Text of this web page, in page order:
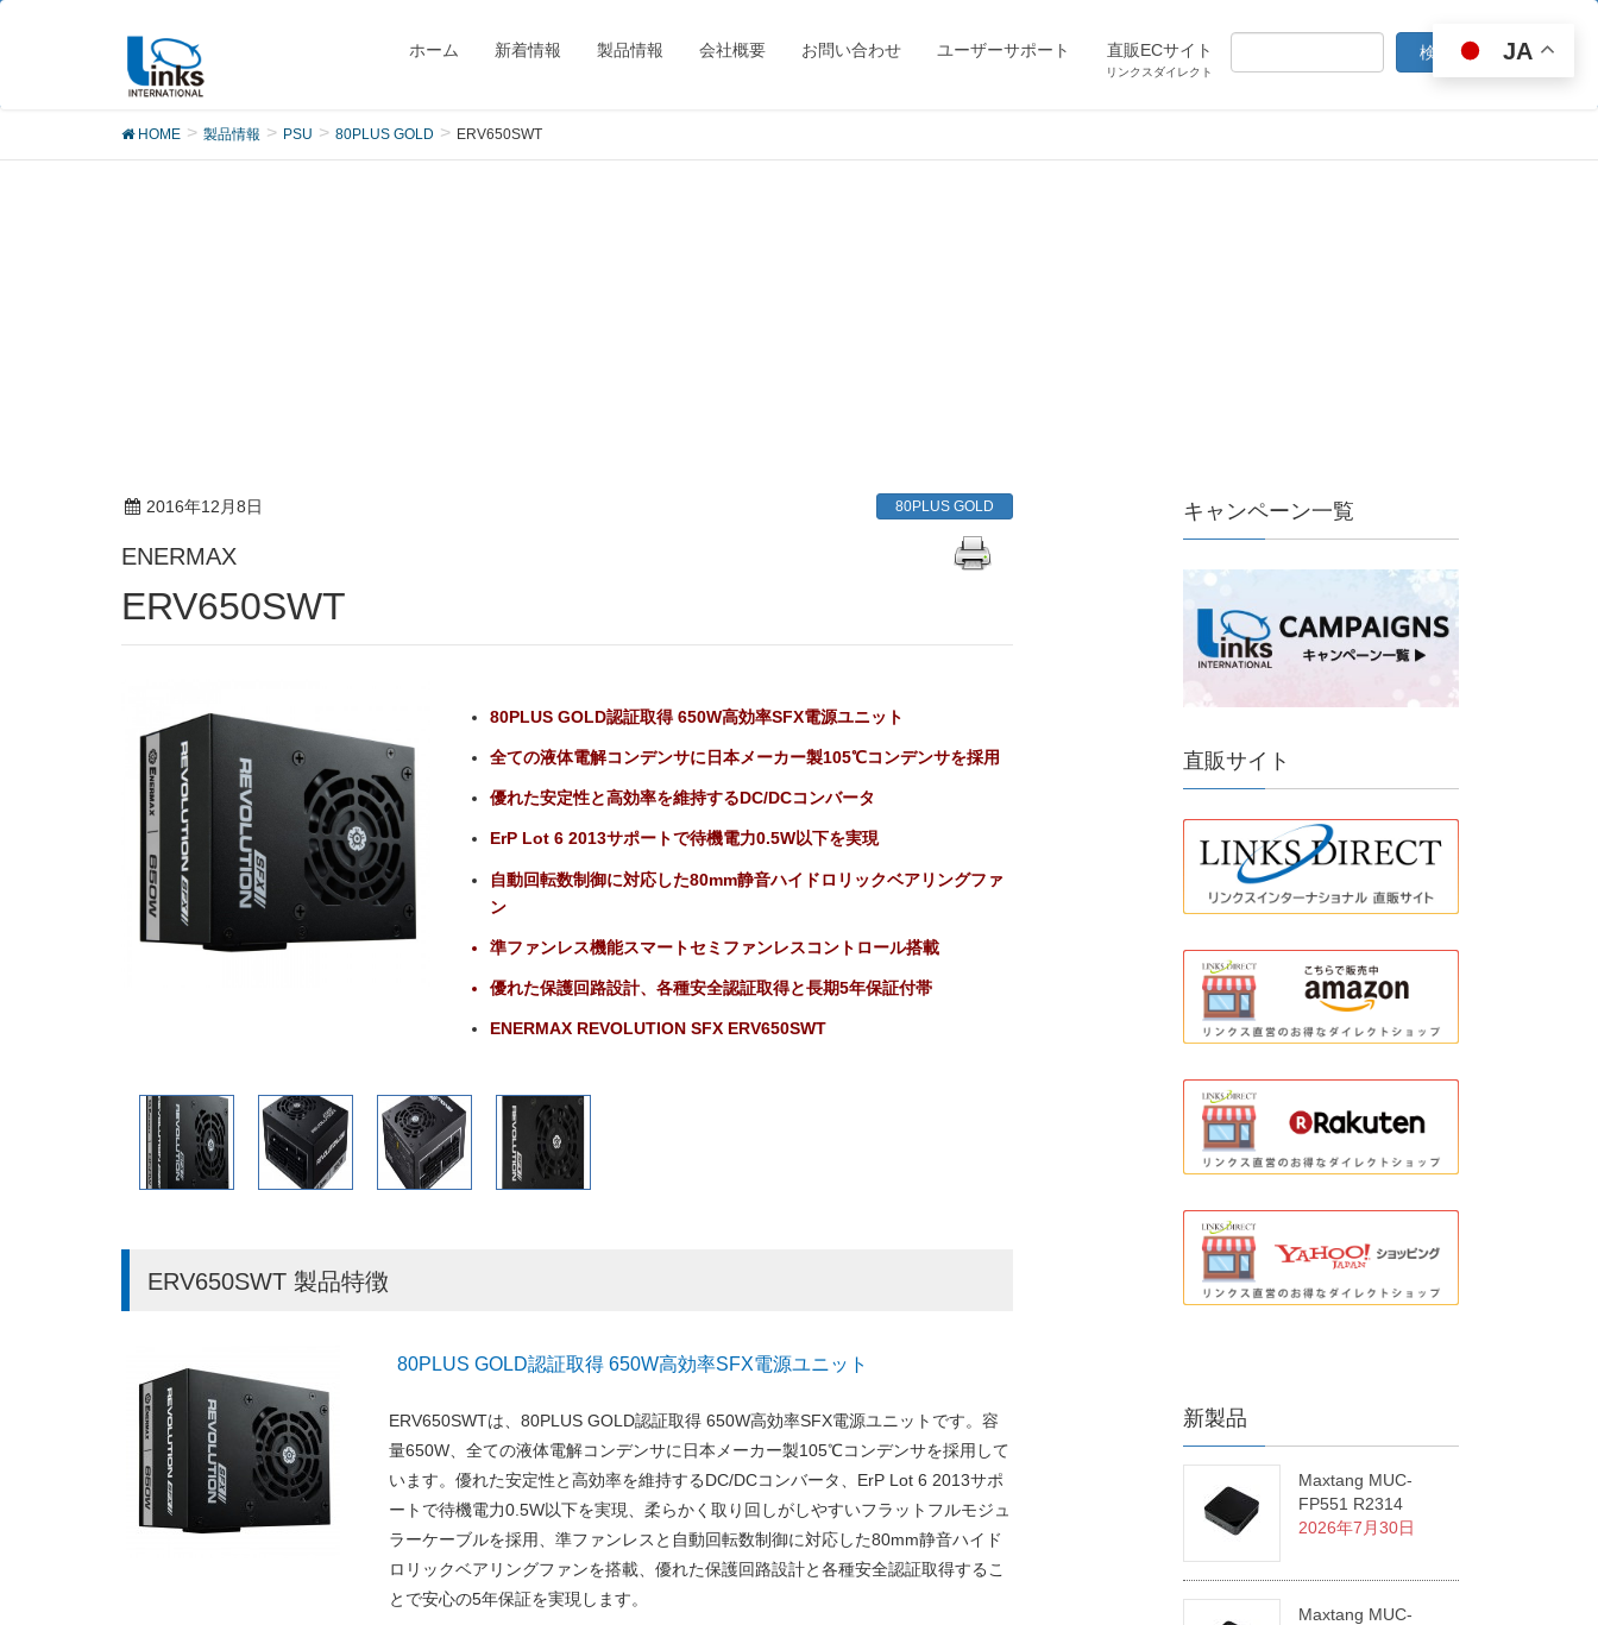
ホーム 新着情報 製品情報 会社概要 お問い合わせ ユーザーサポート 直販ECサイト
リンクスダイレクト
製品
HOME 製品情報 PSU 80PLUS GOLD ERV650SWT
2016年12月8日 80PLUS GOLD
ENERMAX
ERV650SWT
80PLUS GOLD認証取得 650W高効率SFX電源ユニット
全ての液体電解コンデンサに日本メーカー製105℃コンデンサを採用
優れた安定性と高効率を維持するDC/DCコンバータ
ErP Lot 6 2013サポートで待機電力0.5W以下を実現
自動回転数制御に対応した80mm静音ハイドロリックベアリングファ
ン
準ファンレス機能スマートセミファンレスコントロール搭載
優れた保護回路設計、各種安全認証取得と長期5年保証付帯
ENERMAX REVOLUTION SFX ERV650SWT
ERV650SWT 製品特徴
80PLUS GOLD認証取得 650W高効率SFX電源ユニット
ERV650SWTは、80PLUS GOLD認証取得 650W高効率SFX電源ユニットです。容
量650W、全ての液体電解コンデンサに日本メーカー製105℃コンデンサを採用して
います。優れた安定性と高効率を維持するDC/DCコンバータ、ErP Lot 6 2013サポ
ートで待機電力0.5W以下を実現、柔らかく取り回しがしやすいフラットフルモジュ
ラーケーブルを採用、準ファンレスと自動回転数制御に対応した80mm静音ハイド
ロリックベアリングファンを搭載、優れた保護回路設計と各種安全認証取得するこ
とで安心の5年保証を実現します。
キャンペーン一覧
直販サイト
新製品
Maxtang MUC-
FP551 R2314
2026年7月30日
Maxtang MUC-
JA